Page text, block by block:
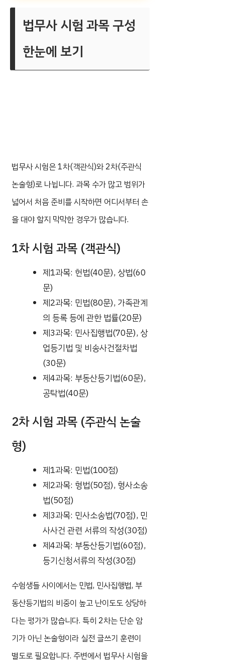
법무사 시험 과목 구성
한눈에 보기
법무사 시험은 1차(객관식)와 2차(주관식
논술형)로 나뉩니다. 과목 수가 많고 범위가
넓어서 처음 준비를 시작하면 어디서부터 손
을 대야 할지 막막한 경우가 많습니다.
1차 시험 과목 (객관식)
제1과목: 헌법(40문), 상법(60
문)
제2과목: 민법(80문), 가족관계
의 등록 등에 관한 법률(20문)
제3과목: 민사집행법(70문), 상
업등기법 및 비송사건절차법
(30문)
제4과목: 부동산등기법(60문),
공탁법(40문)
2차 시험 과목 (주관식 논술
형)
제1과목: 민법(100점)
제2과목: 형법(50점), 형사소송
법(50점)
제3과목: 민사소송법(70점), 민
사사건 관련 서류의 작성(30점)
제4과목: 부동산등기법(60점),
등기신청서류의 작성(30점)
수험생들 사이에서는 민법, 민사집행법, 부
동산등기법의 비중이 높고 난이도도 상당하
다는 평가가 많습니다. 특히 2차는 단순 암
기가 아닌 논술형이라 실전 글쓰기 훈련이
별도로 필요합니다. 주변에서 법무사 시험을